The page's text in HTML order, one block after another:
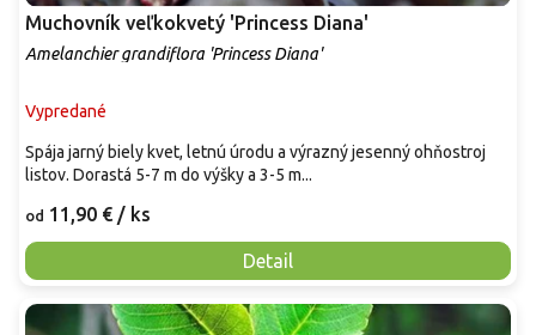
Muchovník veľkokvetý 'Princess Diana'
Amelanchier grandiflora 'Princess Diana'
Vypredané
od 11,90 € / ks
Detail
Spája jarný biely kvet, letnú úrodu a výrazný jesenný ohňostroj
listov. Dorastá 5-7 m do výšky a 3-5 m...